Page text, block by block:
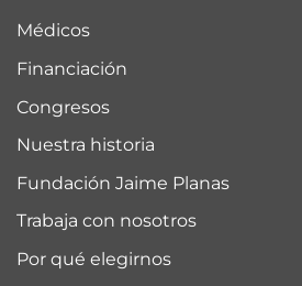
Médicos
Financiación
Congresos
Nuestra historia
Fundación Jaime Planas
Trabaja con nosotros
Por qué elegirnos